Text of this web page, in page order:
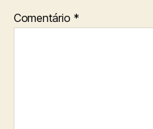
Comentário *